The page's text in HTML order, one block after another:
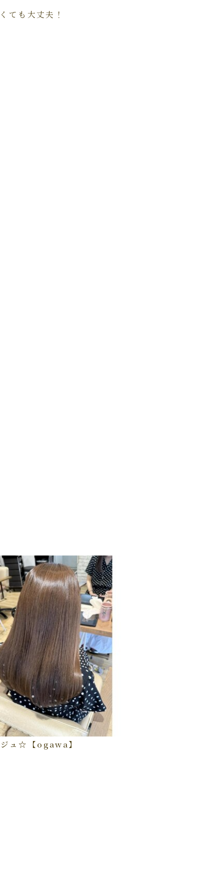
ても大丈夫！
ュ☆【ogawa】